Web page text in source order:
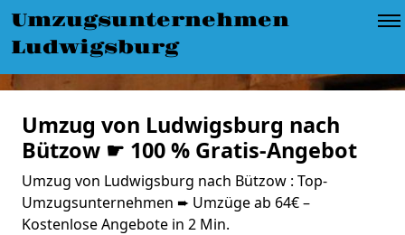
Umzugsunternehmen
Ludwigsburg
Umzug von Ludwigsburg nach
Bützow ☛ 100 % Gratis-Angebot
Umzug von Ludwigsburg nach Bützow : Top-
Umzugsunternehmen ➨ Umzüge ab 64€ –
Kostenlose Angebote in 2 Min.